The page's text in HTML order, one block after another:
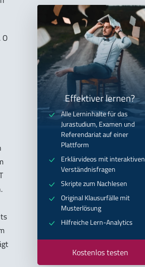
Effektiver lernen?
Alle Lerninhalte für das
Jurastudium, Examen und
Referendariat auf einer
Plattform
Erklärvideos mit interaktiven
Verständnisfragen
Skripte zum Nachlesen
Original Klausurfälle mit
Musterlösung
Hilfreiche Lern-Analytics
Kostenlos testen